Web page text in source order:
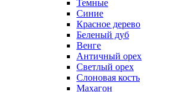
Темные
Синие
Красное дерево
Беленый дуб
Венге
Античный орех
Светлый орех
Слоновая кость
Махагон